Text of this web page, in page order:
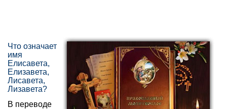
Что означает
имя
Елисавета,
Елизавета,
Лисавета,
Лизавета?
В переводе